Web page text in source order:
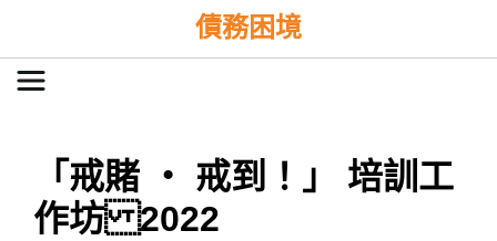
債務困境
「戒賭 ‧ 戒到！」 培訓工
作坊 2022